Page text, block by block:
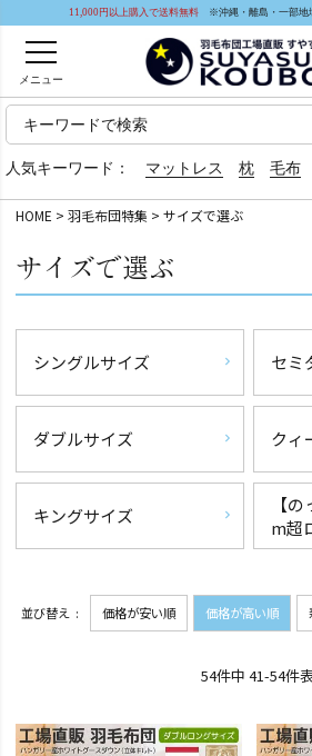
11,000円以上購入で送料無料 ※沖縄・離島・一部地
メニュー
人気キーワード： マットレス 枕 毛布
HOME 羽毛布団特集 サイズで選ぶ
サイズで選ぶ
シングルサイズ セミ
ダブルサイズ クィ
キングサイズ
【
m超
並び替え 価格が安い順 価格が高い順
54件中 41-54件